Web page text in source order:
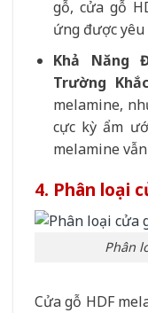
gỗ, cửa gỗ
ứng được yêu
Khả Năng
Trường
melamine,
cực kỳ ẩm
melamine
4. Phân loại
Phân
Cửa gỗ HDF